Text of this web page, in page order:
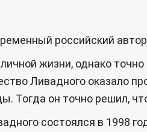
российский
жизни, однако
Ливадного оказало
Тогда он точно решил,
состоялся в 1998